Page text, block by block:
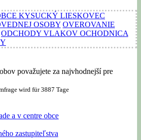
KYSUCKÝ LIESKOVEC
OSOBY OVEROVANIE
ODCHODY VLAKOV OCHODNICA
považujete za najvhodnejší pre
wird für 3887 Tage
a v centre obce
zastupiteľstva